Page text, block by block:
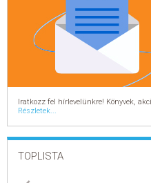
Iratkozz fel hírlevelünkre! Könyvek,
Részletek...
TOPLISTA